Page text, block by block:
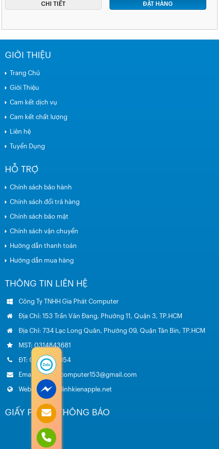
CHI TIẾT ĐẶT HÀNG
GIỚI THIỆU
Trang Chủ
Giới Thiệu
Cam kết dịch vụ
Cam kết chất lượng
Liên hệ
Tuyển Dụng
HỖ TRỢ
Chính sách bảo hành
Chính sách đổi trả hàng
Chính sách bảo mật
Chính sách vận chuyển
Hướng dẫn thanh toán
Hướng dẫn mua hàng
THÔNG TIN LIÊN HỆ
Công Ty TNHH Gia Phát Computer
Địa Chỉ: 153 Trần Văn Đang, Phường 11, Quận 3, TP.HCM
Địa Chỉ: 734 Lạc Long Quân, Phường 09, Quận Tân Bin, TP.HCM
MST: 0314843681
ĐT: 0985.051.054
Email: giaphatcomputer153@gmail.com
Website: www.linhkienapple.net
GIẤY PHÉP – THÔNG BÁO